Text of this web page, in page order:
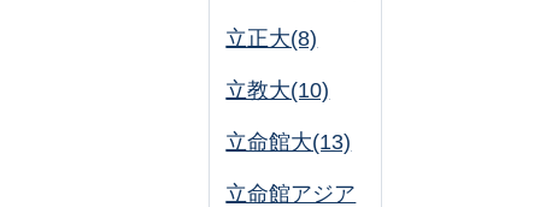
立正大(8)
立教大(10)
立命館大(13)
立命館アジア